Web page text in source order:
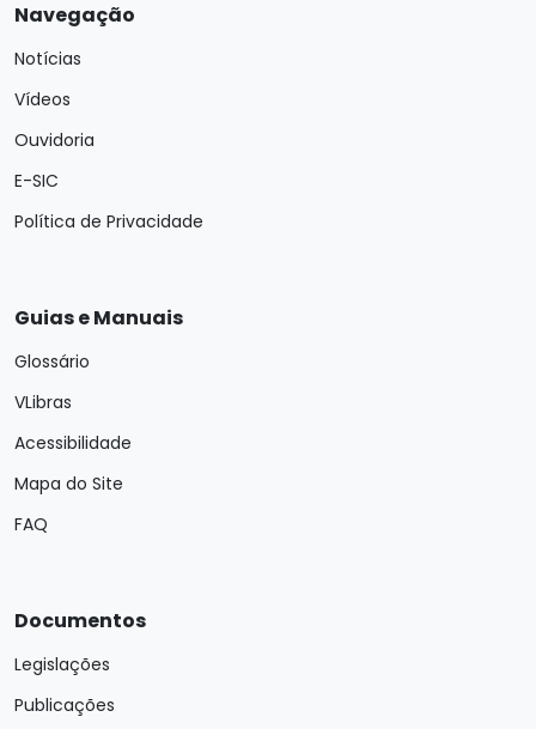
Navegação
Notícias
Vídeos
Ouvidoria
E-SIC
Política de Privacidade
Guias e Manuais
Glossário
VLibras
Acessibilidade
Mapa do Site
FAQ
Documentos
Legislações
Publicações